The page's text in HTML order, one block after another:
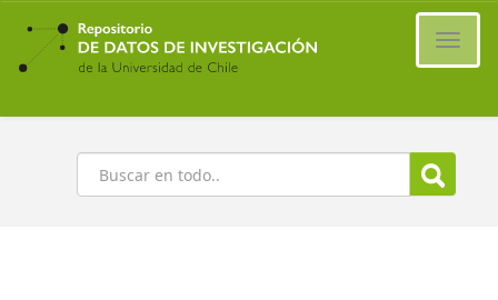
Ir
contenido
principal
Buscar